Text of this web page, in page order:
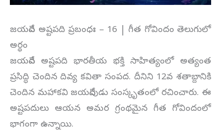
జయదేవ అష్టపది ప్రబంధః – 16 | గీత గోవిందం తెలుగులో
అర్థం
జయదేవ అష్టపది భారతీయ భక్తి సాహిత్యంలో అత్యంత
ప్రసిద్ధి చెందిన దివ్య కవితా సంపద. దీనిని 12వ శతాబ్దానికి
చెందిన మహాకవి జయదేవుడు సంస్కృతంలో రచించారు. ఈ
అష్టపదులు ఆయన అమర గ్రంథమైన గీత గోవిందంలో
భాగంగా ఉన్నాయి.